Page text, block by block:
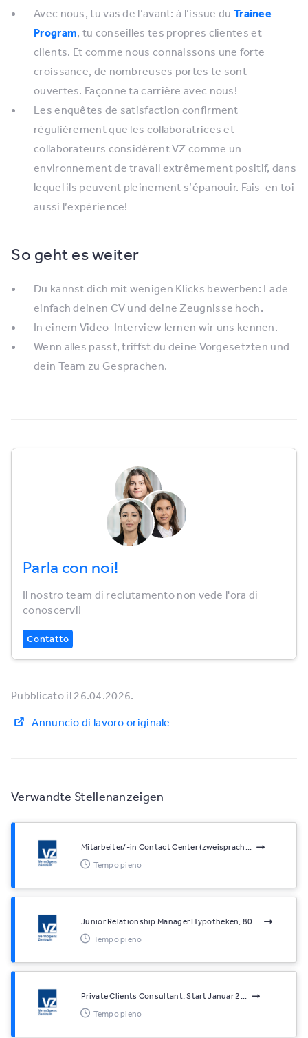
Verwandte Stellenanzeigen
Mitarbeiter/-in Contact Center (zweisprach...
Tempo pieno
Junior Relationship Manager Hypotheken, 80...
Tempo pieno
Private Clients Consultant, Start Januar 2...
Tempo pieno
Avec nous, tu vas de l’avant: à l’issue du Trainee
Program, tu conseilles tes propres clientes et
clients. Et comme nous connaissons une forte
croissance, de nombreuses portes te sont
ouvertes. Façonne ta carrière avec nous!
Les enquêtes de satisfaction confirment
régulièrement que les collaboratrices et
collaborateurs considèrent VZ comme un
environnement de travail extrêmement positif, dans
lequel ils peuvent pleinement s’épanouir. Fais-en toi
aussi l’expérience!
So geht es weiter
Du kannst dich mit wenigen Klicks bewerben: Lade
einfach deinen CV und deine Zeugnisse hoch.
In einem Video-Interview lernen wir uns kennen.
Wenn alles passt, triffst du deine Vorge­setzten und
dein Team zu Gesprächen.
Parla con noi!
Il nostro team di reclutamento non vede l'ora di
conoscervi!
Contatto
Pubblicato il 26.04.2026.
Annuncio di lavoro originale